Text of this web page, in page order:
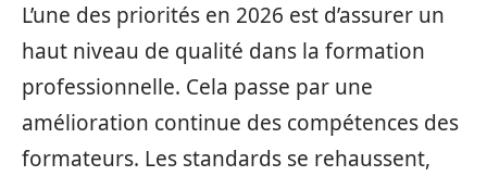
L’une des priorités en 2026 est d’assurer un
haut niveau de qualité dans la formation
professionnelle. Cela passe par une
amélioration continue des compétences des
formateurs. Les standards se rehaussent,